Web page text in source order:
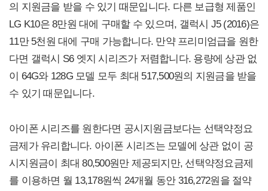
의 지원금을 받을 수 있기 때문입니다. 다른 보급형 제품인
LG K10은 8만원 대에 구매할 수 있으며, 갤럭시 J5 (2016)은
11만 5천원 대에 구매 가능합니다. 만약 프리미엄급을 원한
다면 갤럭시 S6 엣지 시리즈가 저렴합니다. 용량에 상관 없
이 64G와 128G 모델 모두 최대 517,500원의 지원금을 받을
수 있기 때문입니다.
아이폰 시리즈를 원한다면 공시지원금보다는 선택약정요
금제가 유리합니다. 아이폰 시리즈는 모델에 상관 없이 공
시지원금이 최대 80,500원만 제공되지만, 선택약정요금제
를 이용하면 월 13,178원씩 24개월 동안 316,272원을 절약